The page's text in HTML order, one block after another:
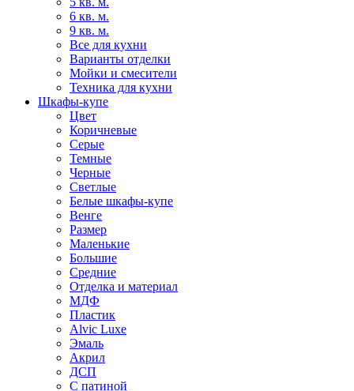
6 кв. м.
9 кв. м.
Все для кухни
Варианты отделки
Мойки и смесители
Техника для кухни
Шкафы-купе
Цвет
Коричневые
Серые
Темные
Черные
Светлые
Белые шкафы-купе
Венге
Размер
Маленькие
Большие
Средние
Отделка и материал
МДФ
Пластик
Alvic Luxe
Эмаль
Акрил
ДСП
С патиной